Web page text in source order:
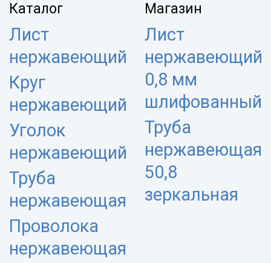
Каталог
Лист
нержавеющий
Круг
нержавеющий
Уголок
нержавеющий
Труба
нержавеющая
Проволока
нержавеющая
Магазин
Лист
нержавеющий
0,8 мм
шлифованный
Труба
нержавеющая
50,8
зеркальная